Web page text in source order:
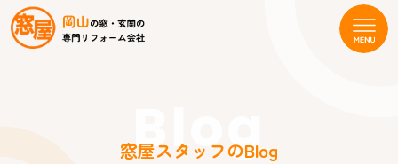
Blog
窓屋スタッフのBlog